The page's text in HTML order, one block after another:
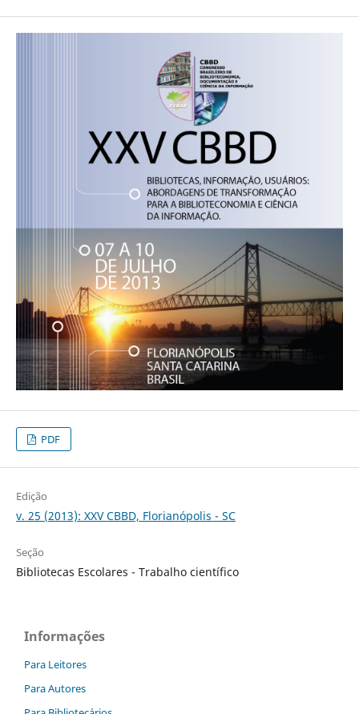
PDF
Edição
v. 25 (2013): XXV CBBD, Florianópolis - SC
Seção
Bibliotecas Escolares - Trabalho científico
Informações
Para Leitores
Para Autores